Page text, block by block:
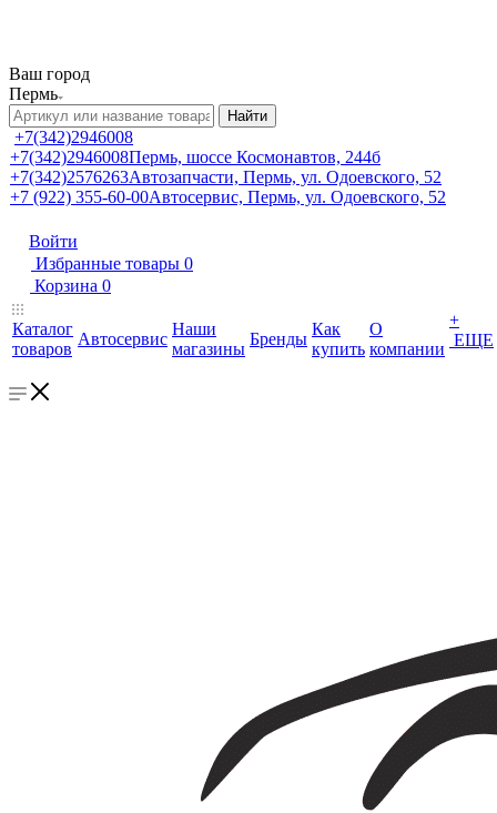
Ваш город
Пермь
Найти
+7(342)2946008
+7(342)2946008Пермь, шоссе Космонавтов, 244б
+7(342)2576263Автозапчасти, Пермь, ул. Одоевского, 52
+7 (922) 355-60-00Автосервис, Пермь, ул. Одоевского, 52
Войти
Избранные товары 0
Корзина 0
Каталог
товаров
Автосервис
Наши
магазины
Бренды
Как
купить
О
компании
+
ЕЩЕ